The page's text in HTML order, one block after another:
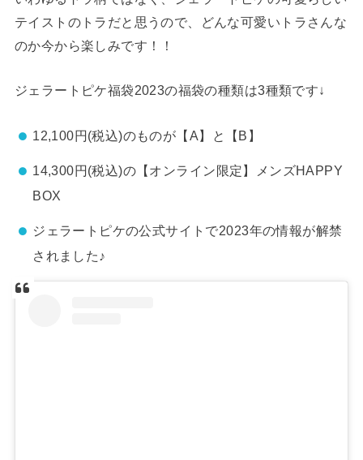
テイストのトラだと思うので、どんな可愛いトラさんな
のか今から楽しみです！！
ジェラートピケ福袋2023の福袋の種類は3種類です↓
12,100円(税込)のものが【A】と【B】
14,300円(税込)の【オンライン限定】メンズHAPPY
BOX
ジェラートピケの公式サイトで2023年の情報が解禁
されました♪